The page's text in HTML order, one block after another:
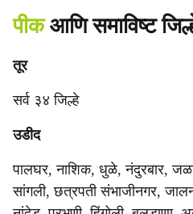
पीकआणि समाविष्ट
तूर
सर्व ३४ जिल्हे
उडीद
पालघर, नाशिक, धुळे, नंदुरबार,
सांगली, छत्रपती संभाजीनगर,